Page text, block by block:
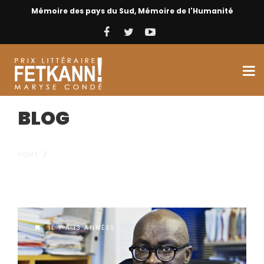
Mémoire des pays du Sud, Mémoire de l'Humanité
BLOG
IL Y A 13 ANNÉES